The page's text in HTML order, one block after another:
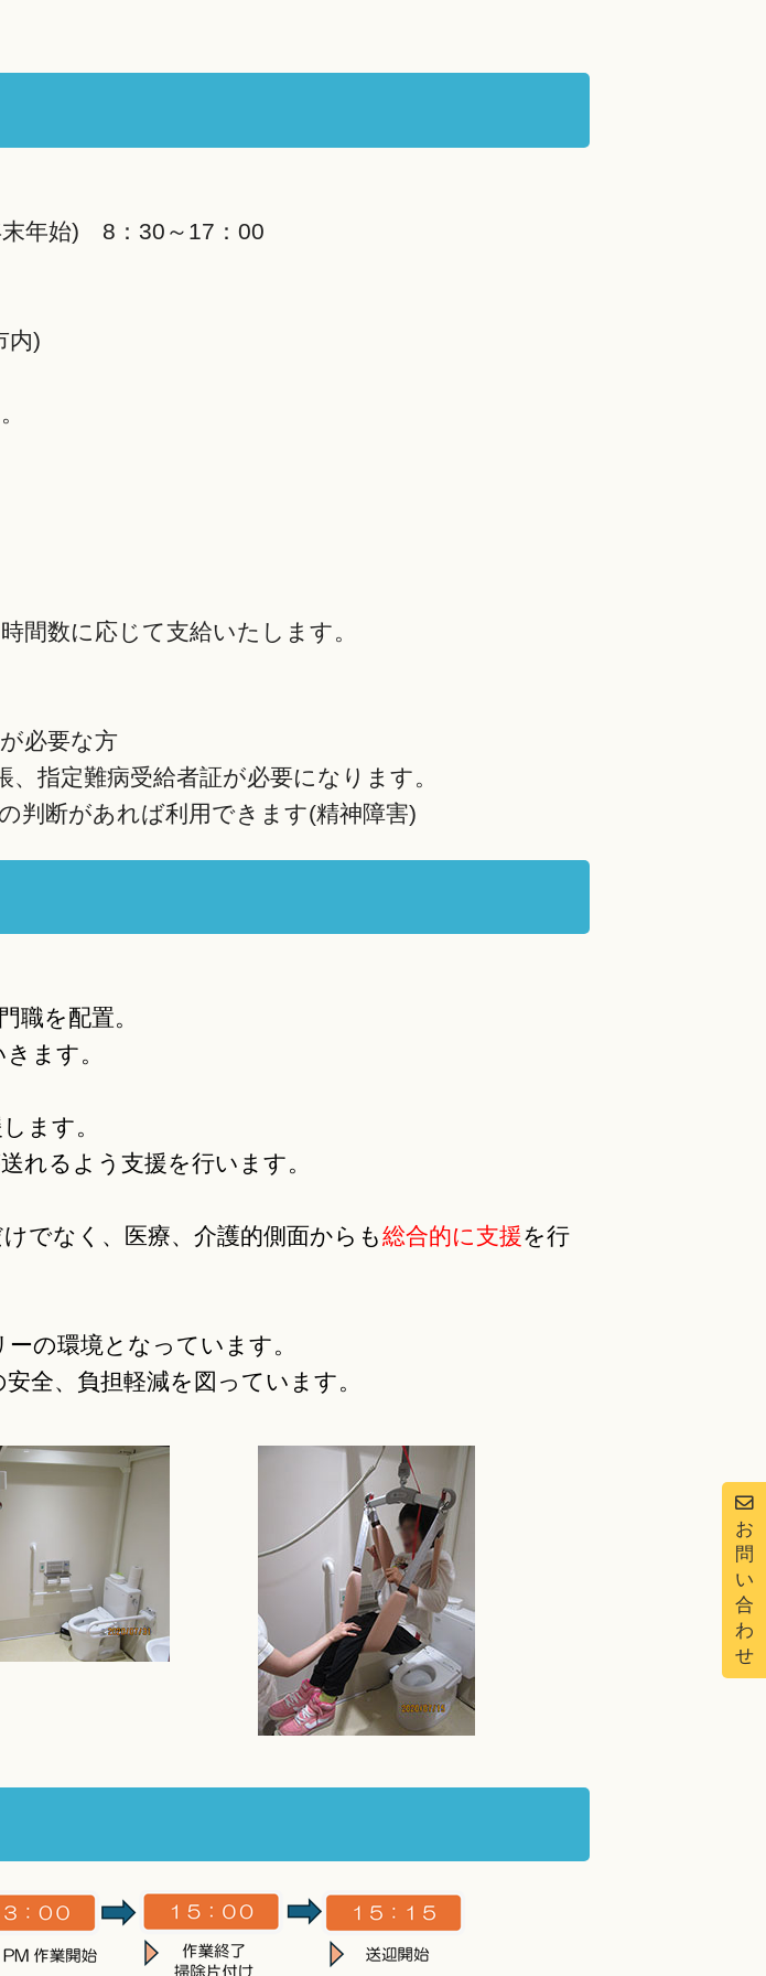
お
問
い
合
わ
せ
末年始) 8：30～17：00
内)
間数に応じて支給いたします。
必要な方
指定難病受給者証が必要になります。
判断があれば利用できます(精神障害)
職を配置。
ます。
ます。
れるよう支援を行います。
でなく、医療、介護的側面からも総合的に支援を行
の環境となっています。
全、負担軽減を図っています。